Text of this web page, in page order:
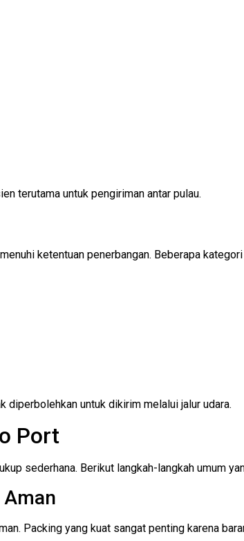
terutama untuk pengiriman antar pulau.
ketentuan penerbangan. Beberapa
diperbolehkan untuk dikirim melalui jalur udara.
Port
sederhana. Berikut langkah-langkah umum
Packing yang kuat sangat penting karena